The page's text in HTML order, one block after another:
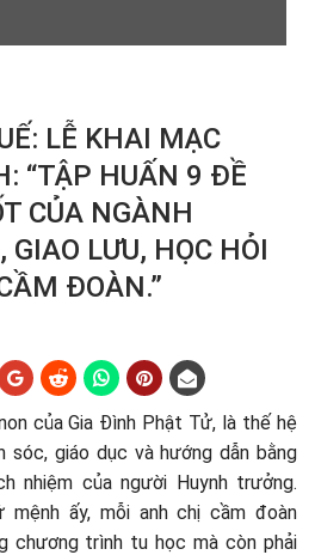
LỄ KHAI MẠC
“TẬP HUẤN 9 ĐỀ
CỦA NGÀNH
LƯU, HỌC HỎI
ĐOÀN.”
của Gia Đình Phật Tử, là thế hệ
giáo dục và hướng dẫn bằng
nhiệm của người Huynh trưởng.
ấy, mỗi anh chị cầm đoàn
chương trình tu học mà còn phải